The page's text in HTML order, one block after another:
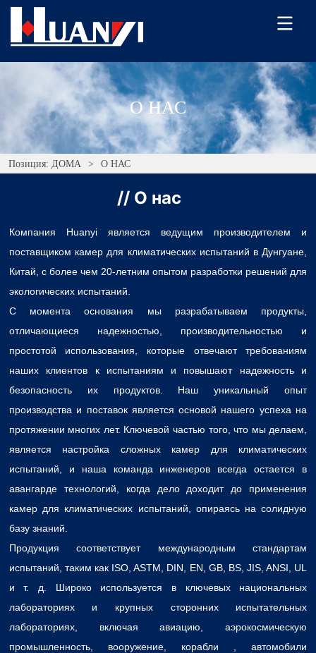
О НАС
Позиция: ДОМА > О НАС
// О нас
Компания Huanyi является ведущим производителем и
поставщиком камер для климатических испытаний в Дунгуане,
Китай, с более чем 20-летним опытом разработки решений для
экологических испытаний.
С момента основания мы разрабатываем продукты,
отличающиеся надежностью, производительностью и
простотой использования, которые отвечают требованиям
наших клиентов к испытаниям и повышают надежность и
безопасность их продуктов. Наш уникальный опыт
производства и поставок является основой нашего успеха на
протяжении многих лет. Ключевой частью того, что мы делаем,
является настройка сложных камер для климатических
испытаний, и наша команда инженеров всегда остается в
авангарде технологий, когда дело доходит до применения
камер для климатических испытаний, опираясь на солидную
базу знаний.
Продукция соответствует международным стандартам
испытаний, таким как ISO, ASTM, DIN, EN, GB, BS, JIS, ANSI, UL
и т. д. Широко используется в ключевых национальных
лабораториях и крупных сторонних испытательных
лабораториях, включая авиацию, аэрокосмическую
промышленность, вооружение, корабли , автомобили